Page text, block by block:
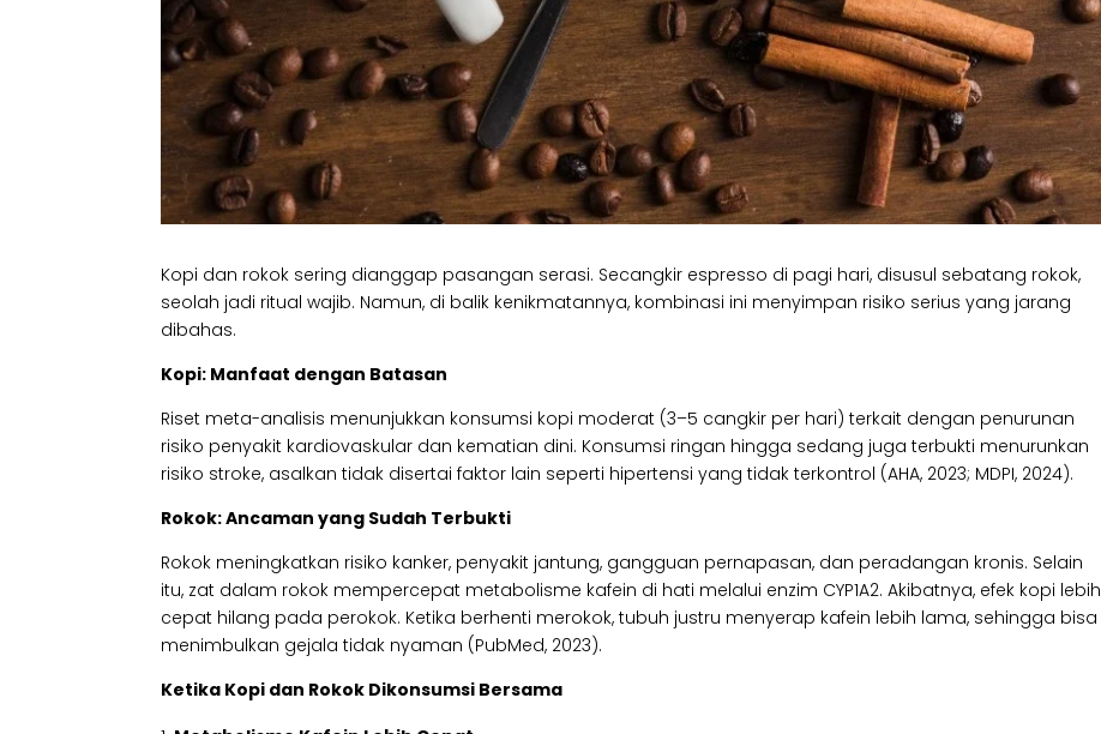
Kopi dan rokok sering dianggap pasangan serasi. Secangkir espresso di pagi hari, disusul sebatang rokok,
seolah jadi ritual wajib. Namun, di balik kenikmatannya, kombinasi ini menyimpan risiko serius yang jarang
dibahas.
Kopi: Manfaat dengan Batasan
Riset meta-analisis menunjukkan konsumsi kopi moderat (3–5 cangkir per hari) terkait dengan penurunan
risiko penyakit kardiovaskular dan kematian dini. Konsumsi ringan hingga sedang juga terbukti menurunkan
risiko stroke, asalkan tidak disertai faktor lain seperti hipertensi yang tidak terkontrol (AHA, 2023; MDPI, 2024).
Rokok: Ancaman yang Sudah Terbukti
Rokok meningkatkan risiko kanker, penyakit jantung, gangguan pernapasan, dan peradangan kronis. Selain
itu, zat dalam rokok mempercepat metabolisme kafein di hati melalui enzim CYP1A2. Akibatnya, efek kopi lebih
cepat hilang pada perokok. Ketika berhenti merokok, tubuh justru menyerap kafein lebih lama, sehingga bisa
menimbulkan gejala tidak nyaman (PubMed, 2023).
Ketika Kopi dan Rokok Dikonsumsi Bersama